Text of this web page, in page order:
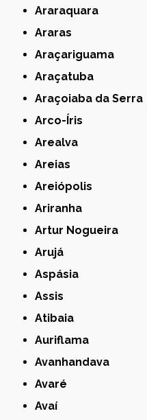
Araraquara
Araras
Araçariguama
Araçatuba
Araçoiaba da Serra
Arco-Íris
Arealva
Areias
Areiópolis
Ariranha
Artur Nogueira
Arujá
Aspásia
Assis
Atibaia
Auriflama
Avanhandava
Avaré
Avaí